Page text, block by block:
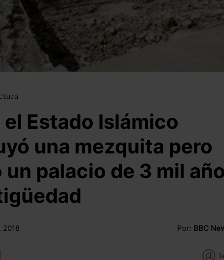
el Estado Islámico
una mezquita pero
un palacio de 3 mil
2018 Por: BBC